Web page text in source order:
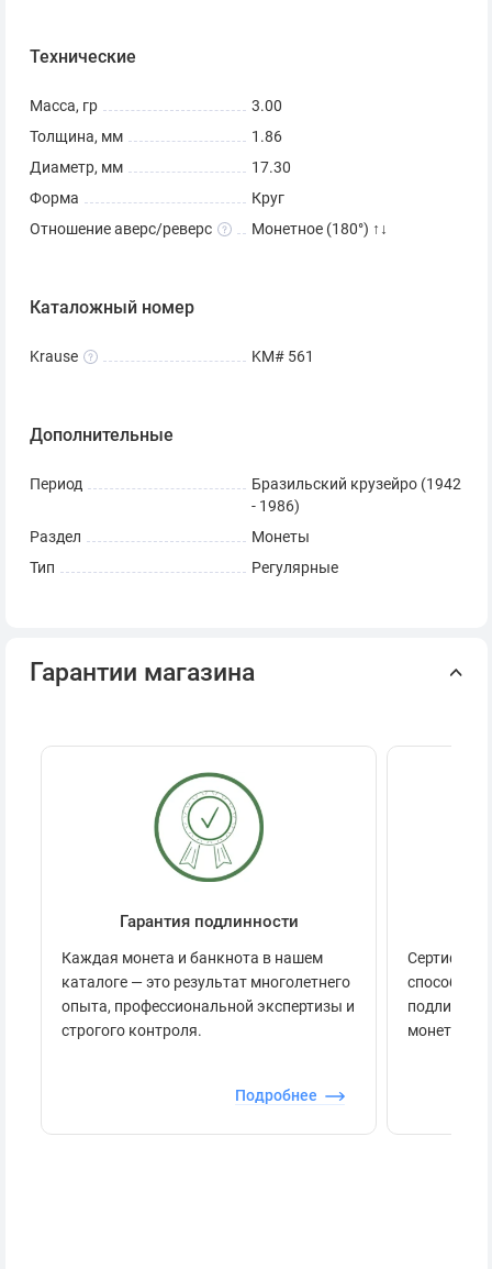
Технические
Масса, гр
3.00
Толщина, мм
1.86
Диаметр, мм
17.30
Форма
Круг
Отношение аверс/реверс
Монетное (180°) ↑↓
Каталожный номер
Krause KM# 561
Дополнительные
Период
Бразильский крузейро (1942
- 1986)
Раздел
Монеты
Тип
Регулярные
Гарантии магазина
Гарантия подлинности
Каждая монета и банкнота в нашем
каталоге — это результат многолетнего
опыта, профессиональной экспертизы и
строгого контроля.
Подробнее
способов
монеты.